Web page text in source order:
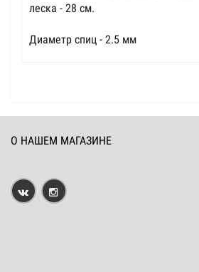
леска - 28 см.
Диаметр спиц - 2.5 мм
О НАШЕМ МАГАЗИНЕ